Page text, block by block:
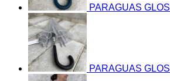
PARAGUAS
PARAGUAS